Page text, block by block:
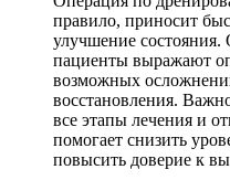
правило, приносит
улучшение состояния.
пациенты выражают
возможных
восстановления.
все этапы лечения и
помогает снизить
повысить доверие к